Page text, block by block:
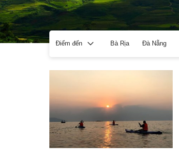
Điểm đến Bà Rịa Đà Nẵng